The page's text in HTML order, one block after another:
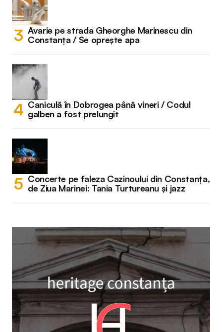
Avarie pe strada Gheorghe Marinescu din
Constanța / Se oprește apa
Caniculă în Dobrogea până vineri / Codul
galben a fost prelungit
Concerte pe faleza Cazinoului din Constanța,
de Ziua Marinei: Tania Turtureanu și jazz